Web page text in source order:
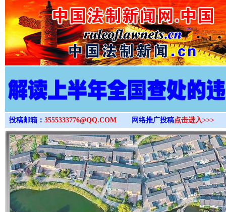
>
投稿邮箱： 3555333776@QQ.COM 网络推广投稿点击进入>>>